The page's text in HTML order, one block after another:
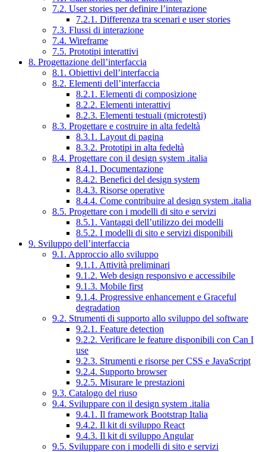
7.2. User stories per definire l’interazione
7.2.1. Differenza tra scenari e user stories
7.3. Flussi di interazione
7.4. Wireframe
7.5. Prototipi interattivi
8. Progettazione dell’interfaccia
8.1. Obiettivi dell’interfaccia
8.2. Elementi dell’interfaccia
8.2.1. Elementi di composizione
8.2.2. Elementi interattivi
8.2.3. Elementi testuali (microtesti)
8.3. Progettare e costruire in alta fedeltà
8.3.1. Layout di pagina
8.3.2. Prototipi in alta fedeltà
8.4. Progettare con il design system .italia
8.4.1. Documentazione
8.4.2. Benefici del design system
8.4.3. Risorse operative
8.4.4. Come contribuire al design system .italia
8.5. Progettare con i modelli di sito e servizi
8.5.1. Vantaggi dell’utilizzo dei modelli
8.5.2. I modelli di sito e servizi disponibili
9. Sviluppo dell’interfaccia
9.1. Approccio allo sviluppo
9.1.1. Attività preliminari
9.1.2. Web design responsivo e accessibile
9.1.3. Mobile first
9.1.4. Progressive enhancement e Graceful
degradation
9.2. Strumenti di supporto allo sviluppo del software
9.2.1. Feature detection
9.2.2. Verificare le feature disponibili con Can I
use
9.2.3. Strumenti e risorse per CSS e JavaScript
9.2.4. Supporto browser
9.2.5. Misurare le prestazioni
9.3. Catalogo del riuso
9.4. Sviluppare con il design system .italia
9.4.1. Il framework Bootstrap Italia
9.4.2. Il kit di sviluppo React
9.4.3. Il kit di sviluppo Angular
9.5. Sviluppare con i modelli di sito e servizi